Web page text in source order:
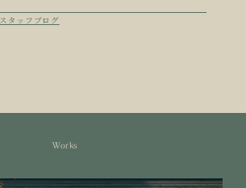
スタッフブログ
Works